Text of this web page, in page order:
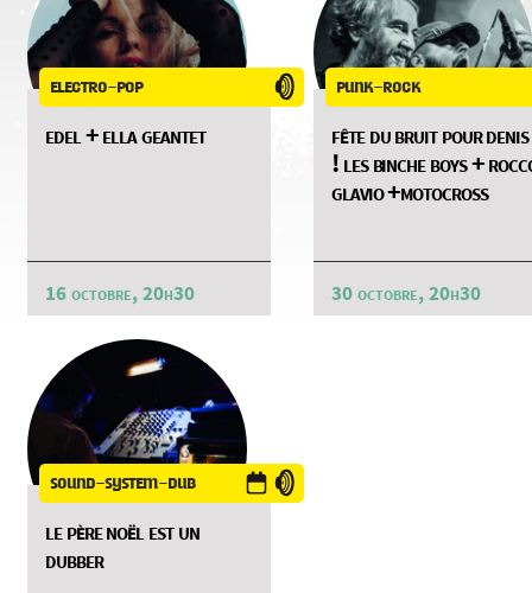
electro-pop
edel + ella geantet
16 octobre, 20h30
punk-rock
fête du bruit pour denis
! les binche boys +
glavio +motocross
30 octobre, 20h30
sound-system-dub
le père noël est un
dubber